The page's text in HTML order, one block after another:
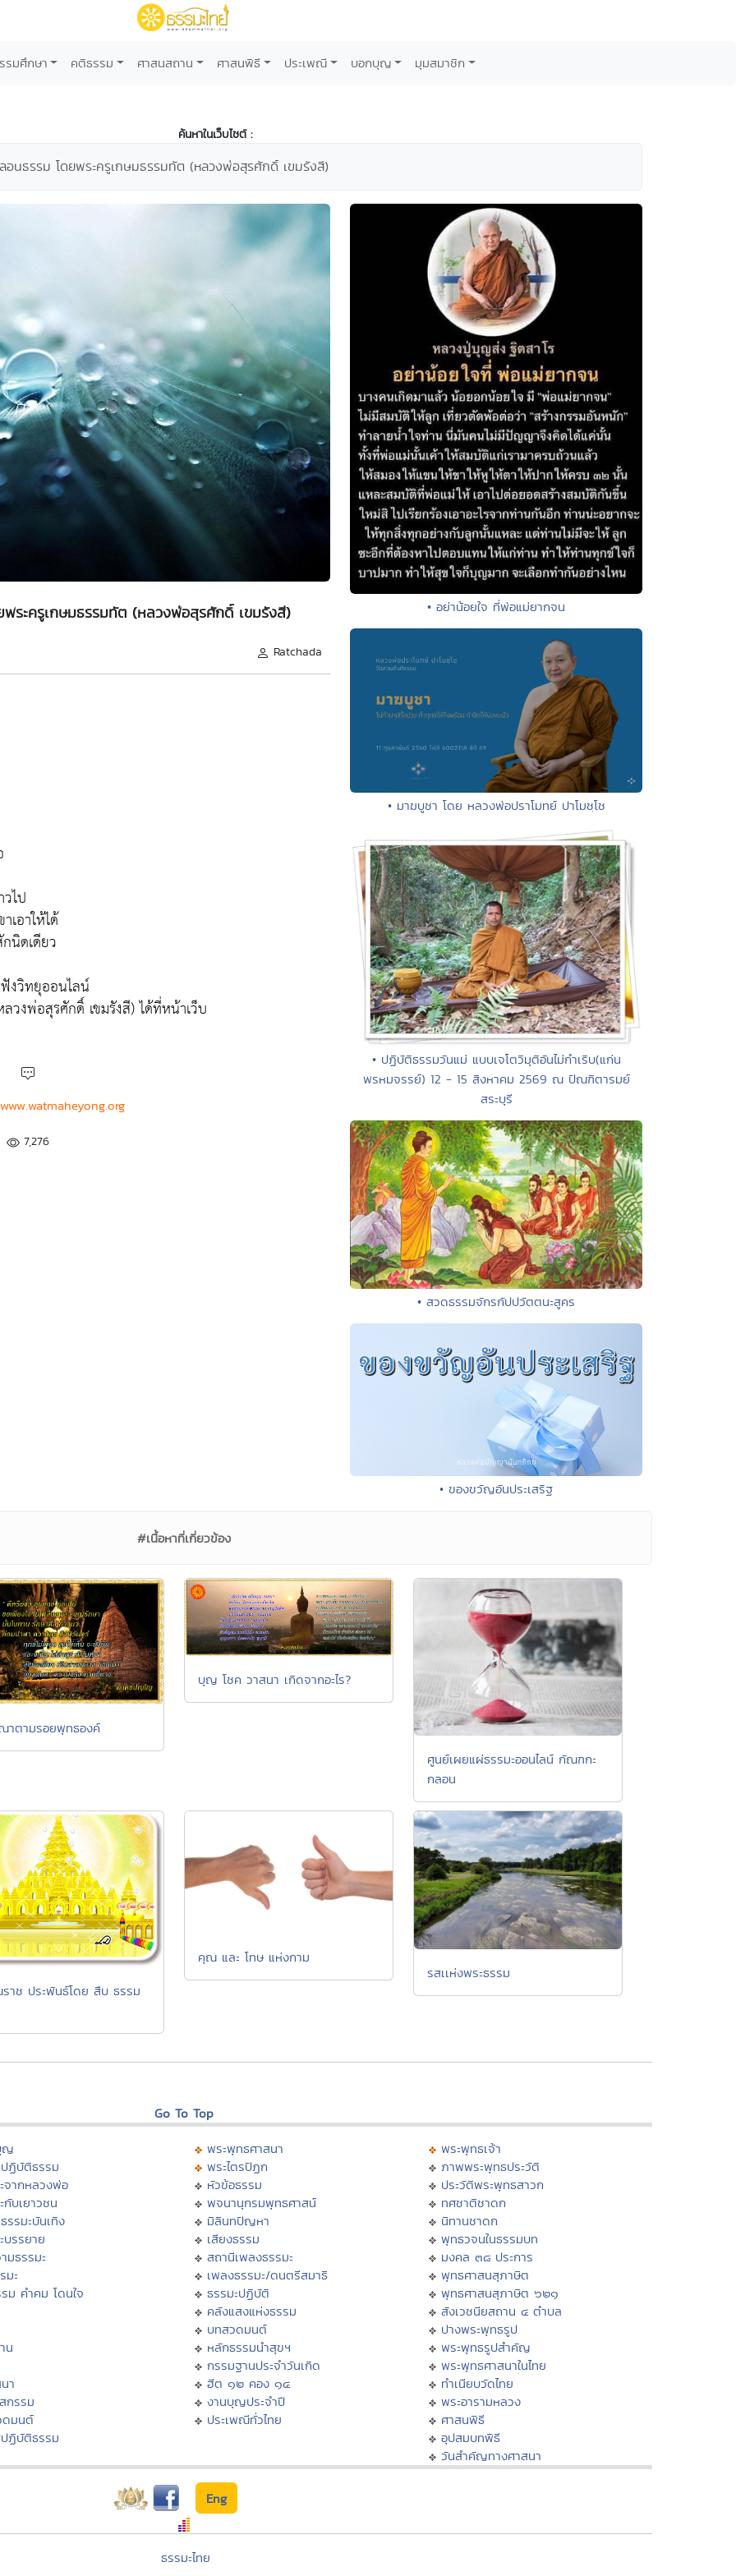
รมศึกษา คติธรรม ศาสนสถาน ศาสนพิธี ประเพณี บอกบุญ มุมสมาชิก
ค้นหาในเว็บไซต์ :
อนธรรม โดยพระครูเกษมธรรมทัต (หลวงพ่อสุรศักดิ์ เขมรังสี)
ระครูเกษมธรรมทัต (หลวงพ่อสุรศักดิ์ เขมรังสี)
Ratchada
ไป
เอาให้ได้
นิดเดียว
งวิทยุออนไลน์
วงพ่อสุรศักดิ์ เขมรังสี) ได้ที่หน้าเว็บ
7,276
• อย่าน้อยใจ ที่พ่อแม่ยากจน
• มาฆบูชา โดย หลวงพ่อปราโมทย์ ปาโมชฺโช
• ปฏิบัติธรรมวันแม่ แบบเจโตวิมุติอันไม่กำเริบ(แก่น
พรหมจรรย์) 12 - 15 สิงหาคม 2569 ณ ปัณฑิตารมย์
สระบุรี
• สวดธรรมจักรกัปปวัตตนะสูคร
• ของขวัญอันประเสริฐ
#เนื้อหาที่เกี่ยวข้อง
าตามรอยพุทธองค์
บุญ โชค วาสนา เกิดจากอะไร?
ศูนย์เผยแผ่ธรรมะออนไลน์ กัณฑกะ
กลอน
าช ประพันธ์โดย สืบ ธรรม
คุณ และ โทษ แห่งกาม
รสเเห่งพระธรรม
Go To Top
ญ
ฏิบัติธรรม
จากหลวงพ่อ
กับเยาวชน
รรมะบันเทิง
บรรยาย
มธรรมะ
มะ
ม คำคม โดนใจ
น
า
กรรม
มนต์
ฏิบัติธรรม
พระพุทธศาสนา
พระไตรปิฏก
หัวข้อธรรม
พจนานุกรมพุทธศาสน์
มิลินทปัญหา
เสียงธรรม
สถานีเพลงธรรมะ
เพลงธรรมะ/ดนตรีสมาธิ
ธรรมะปฏิบัติ
คลังแสงแห่งธรรม
บทสวดมนต์
หลักธรรมนำสุขฯ
กรรมฐานประจำวันเกิด
ฮีต ๑๒ คอง ๑๔
งานบุญประจำปี
ประเพณีทั่วไทย
พระพุทธเจ้า
ภาพพระพุทธประวัติ
ประวัติพระพุทธสาวก
ทศชาติชาดก
นิทานชาดก
พุทธวจนในธรรมบท
มงคล ๓๘ ประการ
พุทธศาสนสุภาษิต
พุทธศาสนสุภาษิต ๖๒๑
สังเวชนียสถาน ๔ ตำบล
ปางพระพุทธรูป
พระพุทธรูปสำคัญ
พระพุทธศาสนาในไทย
ทำเนียบวัดไทย
พระอารามหลวง
ศาสนพิธี
อุปสมบทพิธี
วันสำคัญทางศาสนา
Eng
ธรรมะไทย